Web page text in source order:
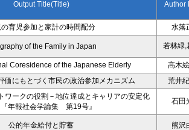
Output Title(Title) Author
育児参加と家計の時間配分 水落
of the Family in Japan 若林緑,
Coresidence of the Japanese Elderly
高木
価にもとづく市民の政治参加メカニズム
荒井
ワークの役割－地位達成とキャリアの安定化
『年報社会学論集 第19号』
石田
公的年金給付と貯蓄 熊沢